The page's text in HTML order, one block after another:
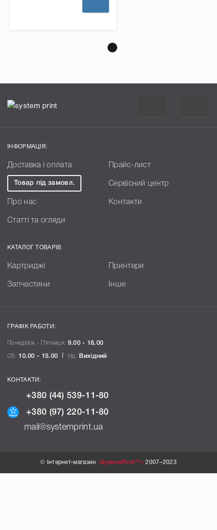
ІНФОРМАЦІЯ:
Доставка і оплата Прайс-лист
Товар під замовл. Сервісний центр
Про нас Контакти
Статті та огляди
КАТАЛОГ ТОВАРІВ
Картриджі Принтери
Запчастини Інше
ГРАФІК РАБОТИ:
Понеділок - П`ятниця: 9.00 - 18.00
Сб: 10.00 - 15.00 Нд: Вихідний
КОНТАКТИ:
+380 (44) 539-11-80
+380 (97) 220-11-80
mail@systemprint.ua
© Інтернет-магазин «SystemPrint™» 2007–2023